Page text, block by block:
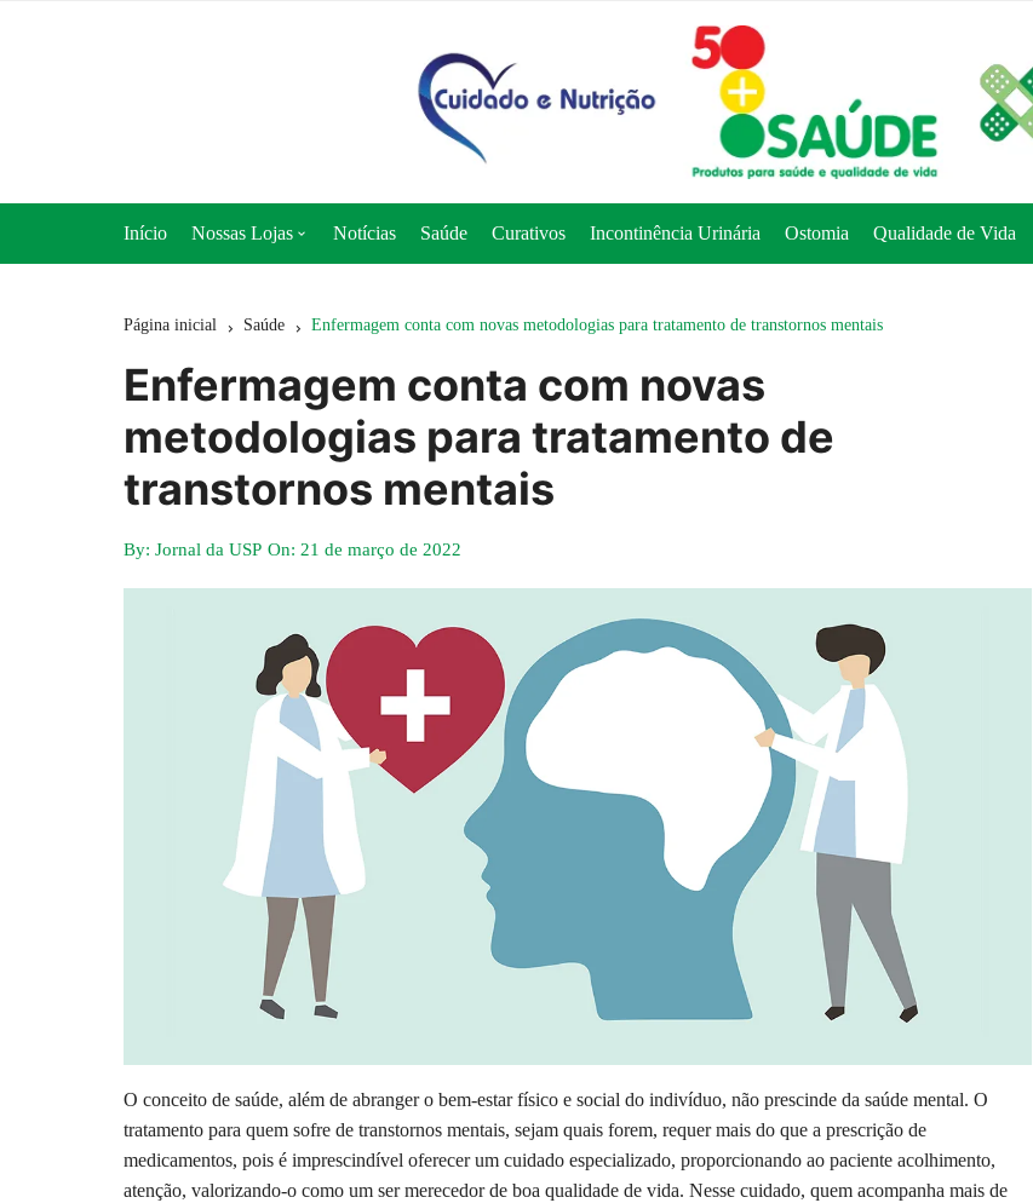
Início Nossas Lojas
Loja Curativos Express
Notícias Saúde Curativos Incontinência Urinária Ostomia Qualidade de Vida
Página inicial Saúde Enfermagem conta com novas metodologias para tratamento de transtornos mentais
Enfermagem conta com novas
metodologias para tratamento de
transtornos mentais
By: Jornal da USP On: 21 de março de 2022
O conceito de saúde, além de abranger o bem-estar físico e social do indivíduo, não prescinde da saúde mental. O
tratamento para quem sofre de transtornos mentais, sejam quais forem, requer mais do que a prescrição de
medicamentos, pois é imprescindível oferecer um cuidado especializado, proporcionando ao paciente acolhimento,
atenção, valorizando-o como um ser merecedor de boa qualidade de vida. Nesse cuidado, quem acompanha mais de